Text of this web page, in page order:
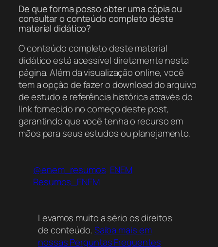
De que forma posso obter uma cópia ou
consultar o conteúdo completo deste
material didático?
O conteúdo completo deste material
didático está acessível diretamente nesta
página. Além da visualização online, você
tem a opção de fazer o download do arquivo
de estudo e referência histórica através do
link fornecido no começo deste post,
garantindo que você tenha o recurso em
mãos para seus estudos ou planejamento.
@enem_resumos ENEM
Resumos_ENEM
Levamos muito a sério os direitos
de conteúdo.Saiba mais em
nossas Perguntas Frequentes